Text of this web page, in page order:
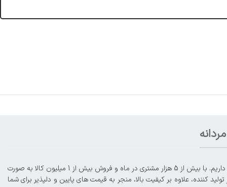
با افتخار از سال 1395، ما در عرصه فروش آنلاین محصولات لباس زیر زنانه و مردانه، از جمله شورت، سوتین، ست، بادی، لباس زیر ورزشی، گن و موارد دیگر حضور داریم. با بیش از 5 هزار مشتری در ماه و فروش بیش از 1 میلیون کالا به صورت
کننده، علاوه بر کیفیت بالا، منجر به قیمت های پایین و دلپذیر برای شما